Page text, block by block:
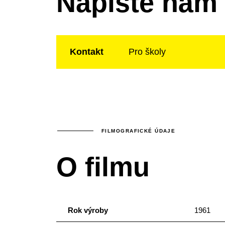
Kontakt Pro školy
FILMOGRAFICKÉ ÚDAJE
O filmu
Rok výroby 1961